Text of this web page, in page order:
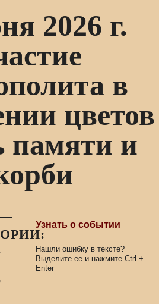
2026 г.
в
цветов
памяти и
Узнать о событии
Нашли ошибку в тексте?
Выделите ее и нажмите Ctrl +
Enter